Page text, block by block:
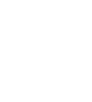
Віртуальна